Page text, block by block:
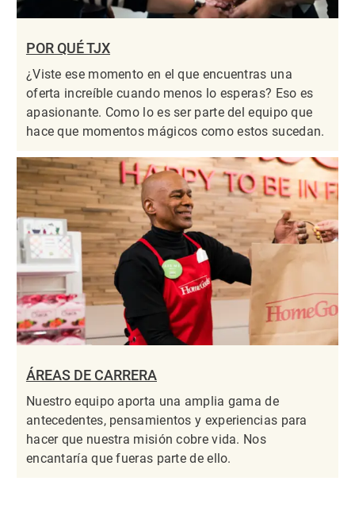
POR QUÉ TJX
¿Viste ese momento en el que encuentras una
oferta increíble cuando menos lo esperas? Eso es
apasionante. Como lo es ser parte del equipo que
hace que momentos mágicos como estos sucedan.
ÁREAS DE CARRERA
Nuestro equipo aporta una amplia gama de
antecedentes, pensamientos y experiencias para
hacer que nuestra misión cobre vida. Nos
encantaría que fueras parte de ello.